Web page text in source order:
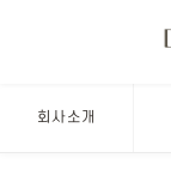
회사소개